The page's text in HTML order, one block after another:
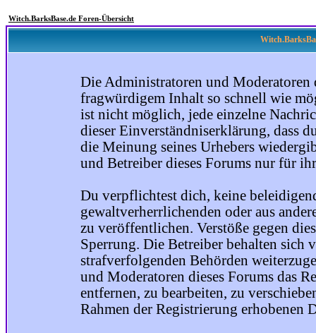
Witch.BarksBase.de Foren-Übersicht
Die Administratoren und Moderatoren
fragwürdigem Inhalt so schnell wie
ist nicht möglich, jede einzelne
dieser Einverständniserklärung, dass
die Meinung seines Urhebers
und Betreiber dieses Forums nur für
Du verpflichtest dich, keine
gewaltverherrlichenden oder aus
zu veröffentlichen. Verstöße gegen
Sperrung. Die Betreiber behalten sich
strafverfolgenden Behörden
und Moderatoren dieses Forums das
entfernen, zu bearbeiten, zu
Rahmen der Registrierung erhobenen